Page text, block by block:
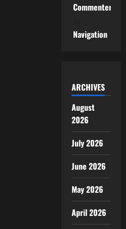
Commenter
Navigation
ARCHIVES
August
2026
July 2026
June 2026
May 2026
April 2026